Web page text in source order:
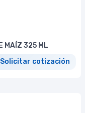
MAÍZ 325 ML
Solicitar cotización